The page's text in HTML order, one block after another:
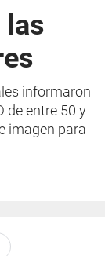
las
informaron
de entre 50 y
imagen para